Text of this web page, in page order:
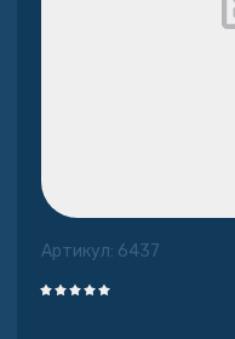
Артикул: 6437